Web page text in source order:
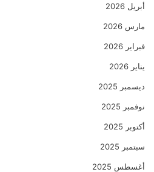
أبريل 2026
مارس 2026
فبراير 2026
يناير 2026
ديسمبر 2025
نوفمبر 2025
أكتوبر 2025
سبتمبر 2025
أغسطس 2025